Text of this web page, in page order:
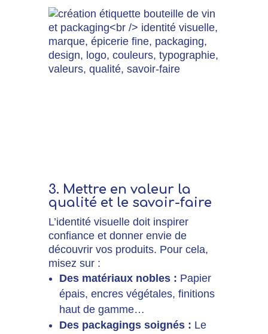
3. Mettre en valeur la
qualité et le savoir-faire
L’identité visuelle doit inspirer
confiance et donner envie de
découvrir vos produits. Pour cela,
misez sur :
Des matériaux nobles : Papier
épais, encres végétales, finitions
haut de gamme…
Des packagings soignés : Le